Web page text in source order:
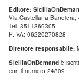
Editore:
Via Castellana Bandiera,
Tel: 3511369305
P.IVA: 06220270828
Direttore responsabile:
SiciliaOnDemand è
con il numero 24809